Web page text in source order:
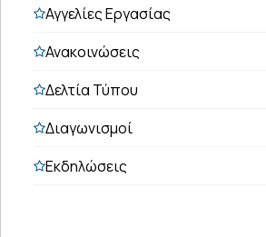
Αγγελίες Εργασίας
Ανακοινώσεις
Δελτία Τύπου
Διαγωνισμοί
Εκδηλώσεις